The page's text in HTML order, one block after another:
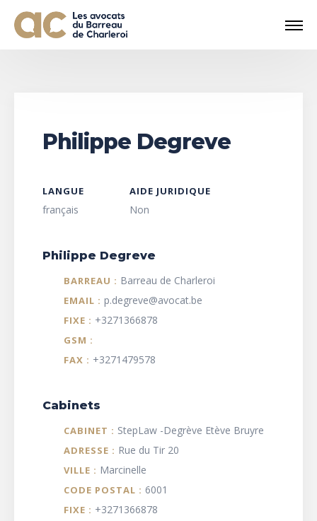
Philippe Degreve
LANGUE
français
AIDE JURIDIQUE
Non
Philippe Degreve
BARREAU : Barreau de Charleroi
EMAIL : p.degreve@avocat.be
FIXE : +3271366878
GSM :
FAX : +3271479578
Cabinets
CABINET : StepLaw -Degrève Etève Bruyre
ADRESSE : Rue du Tir 20
VILLE : Marcinelle
CODE POSTAL : 6001
FIXE : +3271366878